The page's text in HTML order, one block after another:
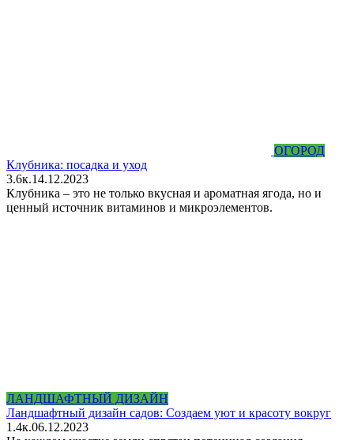
ОГОРОД
Клубника: посадка и уход
3.6к.14.12.2023
Клубника – это не только вкусная и ароматная ягода, но и
ценный источник витаминов и микроэлементов.
ЛАНДШАФТНЫЙ ДИЗАЙН
Ландшафтный дизайн садов: Создаем уют и красоту вокруг
1.4к.06.12.2023